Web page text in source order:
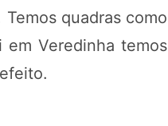
quadras como
Veredinha temos